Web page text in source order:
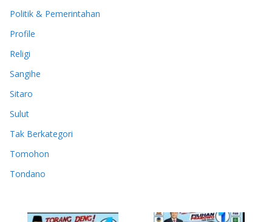
Politik & Pemerintahan
Profile
Religi
Sangihe
Sitaro
Sulut
Tak Berkategori
Tomohon
Tondano